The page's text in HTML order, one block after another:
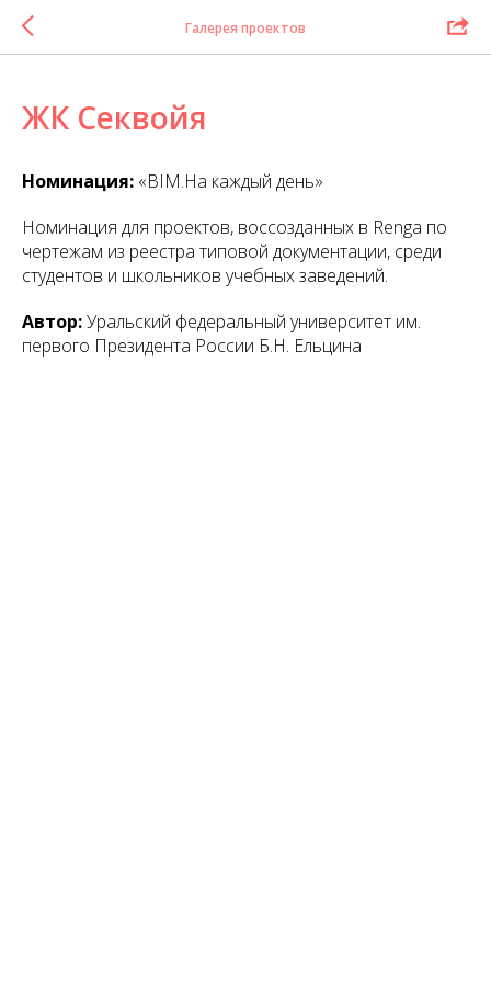
Галерея проектов
ЖК Секвойя
Номинация: «BIM.На каждый день»
Номинация для проектов, воссозданных в Renga по
чертежам из реестра типовой документации, среди
студентов и школьников учебных заведений.
Автор:Уральский федеральный университет им.
первого Президента России Б.Н. Ельцина